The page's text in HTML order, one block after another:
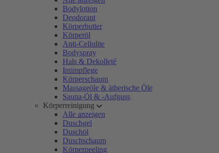
Bodylotion
Deodorant
Körperbutter
Körperöl
Anti-Cellulite
Bodyspray
Hals & Dekolleté
Intimpflege
Körperschaum
Massageöle & ätherische Öle
Sauna-Öl & -Aufguss
Körperreinigung
Alle anzeigen
Duschgel
Duschöl
Duschschaum
Körperpeeling